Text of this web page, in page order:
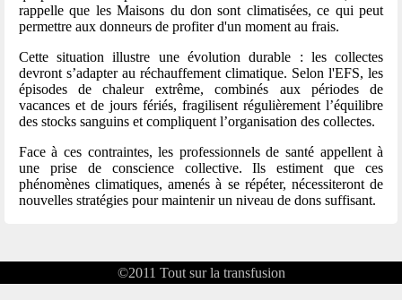
rappelle que les Maisons du don sont climatisées, ce qui peut
permettre aux donneurs de profiter d'un moment au frais.
Cette situation illustre une évolution durable : les collectes
devront s’adapter au réchauffement climatique. Selon l'EFS, les
épisodes de chaleur extrême, combinés aux périodes de
vacances et de jours fériés, fragilisent régulièrement l’équilibre
des stocks sanguins et compliquent l’organisation des collectes.
Face à ces contraintes, les professionnels de santé appellent à
une prise de conscience collective. Ils estiment que ces
phénomènes climatiques, amenés à se répéter, nécessiteront de
nouvelles stratégies pour maintenir un niveau de dons suffisant.
©2011 Tout sur la transfusion